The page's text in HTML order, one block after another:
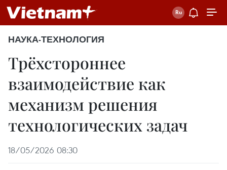
НАУКА-ТЕХНОЛОГИЯ
Трёхстороннее
взаимодействие как
механизм решения
технологических задач
18/05/2026 08:30